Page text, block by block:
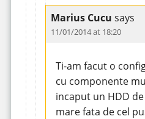
Marius Cucu says
11/01/2014 at 18:20
Ti-am facut o
cu componente
incaput un HDD
mare fata de cel